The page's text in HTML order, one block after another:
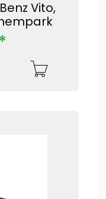
Vito,